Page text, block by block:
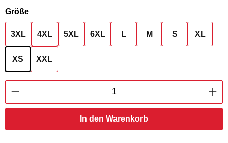
Größeauswählen
3XL 4XL 5XL 6XL L M S XL
XS XXL
Produkt Anzahl: Gib den gewünschten
In den Warenkorb